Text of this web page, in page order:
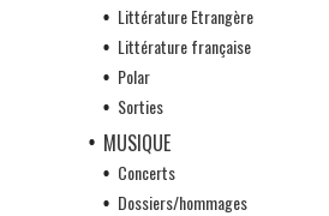
Littérature Etrangère
Littérature française
Polar
Sorties
MUSIQUE
Concerts
Dossiers/hommages